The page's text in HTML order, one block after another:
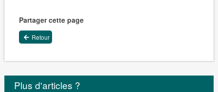
Partager cette page
Retour
Plus d'articles ?